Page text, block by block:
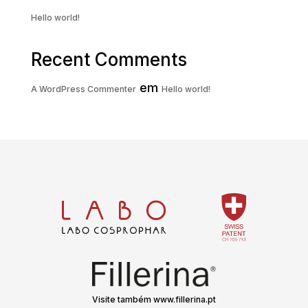
Hello world!
Recent Comments
A WordPress Commenterem Hello world!
Visite também www.fillerina.pt